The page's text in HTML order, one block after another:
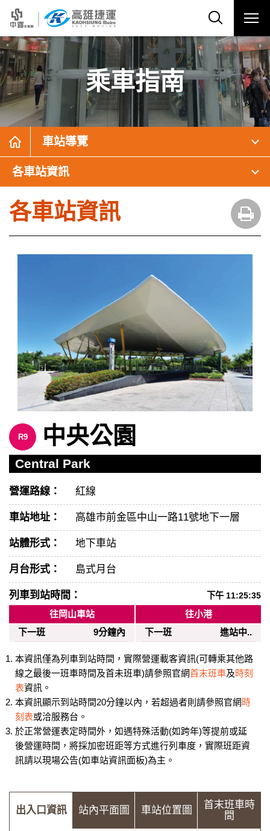
乘車指南
車站導覽
各車站資訊
各車站資訊
R9 中央公園
Central Park
營運路線： 紅線
車站地址： 高雄市前金區中山一路11號地下一層
站體形式： 地下車站
月台形式： 島式月台
列車到站時間： 下午 11:25:35
往岡山車站
下一班
9分鐘內
往小港
下一班
進站中..
本資訊僅為列車到站時間，實際營運載客資訊(可轉乘其他路
線之最後一班車時間及首未班車)請參照官網首末班車及時刻
表資訊。
本資訊顯示到站時間20分鐘以內，若超過者則請參照官網 時
刻表或洽服務台。
於正常營運表定時間外，如遇特殊活動(如跨年)等提前或延
後營運時間，將採加密班距等方式進行列車度，實際班距資
訊請以現場公告(如車站資訊面板)為主。
出入口資訊 站內平面圖 車站位置圖
首末班車時
間